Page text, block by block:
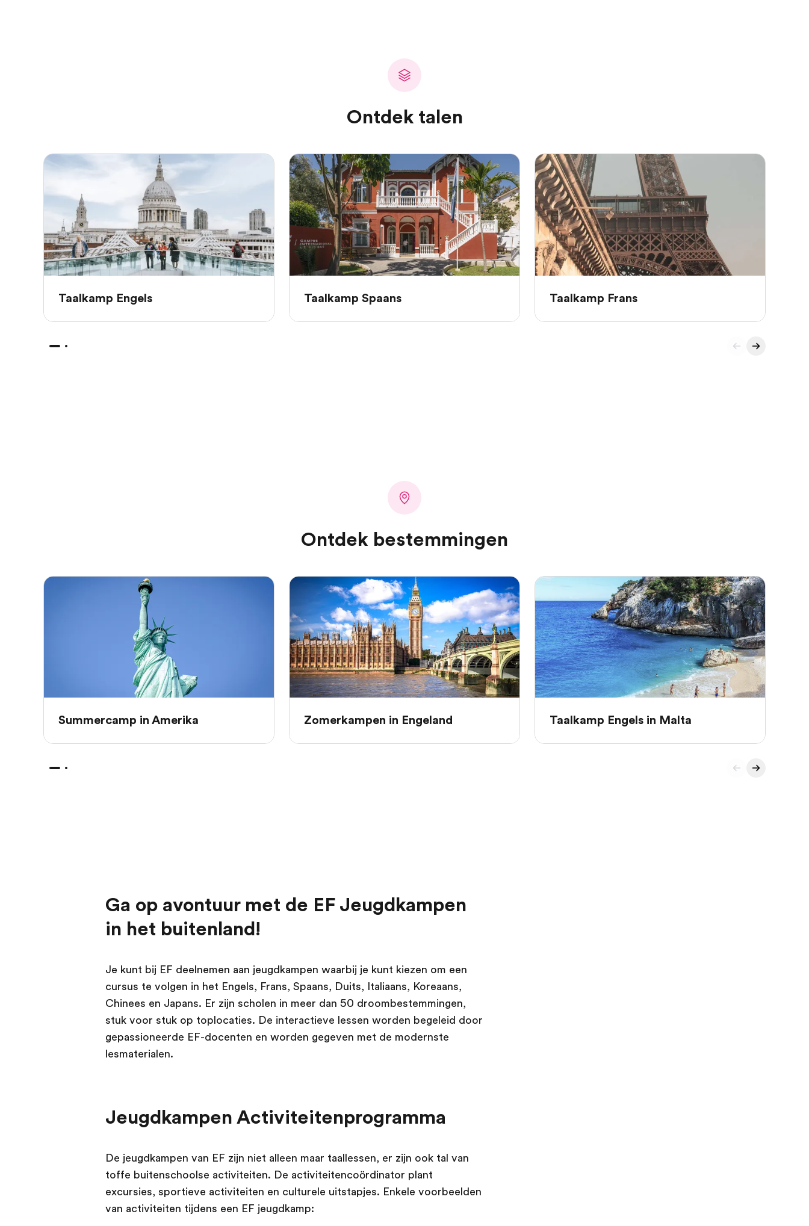
Ontdek talen
Taalkamp Engels Taalkamp Spaans Taalkamp Frans
Ontdek bestemmingen
Summercamp in Amerika Zomerkampen in Engeland Taalkamp Engels in Malta
Ga op avontuur met de EF Jeugdkampen
in het buitenland!
Je kunt bij EF deelnemen aan jeugdkampen waarbij je kunt kiezen om een
cursus te volgen in het Engels, Frans, Spaans, Duits, Italiaans, Koreaans,
Chinees en Japans. Er zijn scholen in meer dan 50 droombestemmingen,
stuk voor stuk op toplocaties. De interactieve lessen worden begeleid door
gepassioneerde EF-docenten en worden gegeven met de modernste
lesmaterialen.
Jeugdkampen Activiteitenprogramma
De jeugdkampen van EF zijn niet alleen maar taallessen, er zijn ook tal van
toffe buitenschoolse activiteiten. De activiteitencoördinator plant
excursies, sportieve activiteiten en culturele uitstapjes. Enkele voorbeelden
van activiteiten tijdens een EF jeugdkamp: